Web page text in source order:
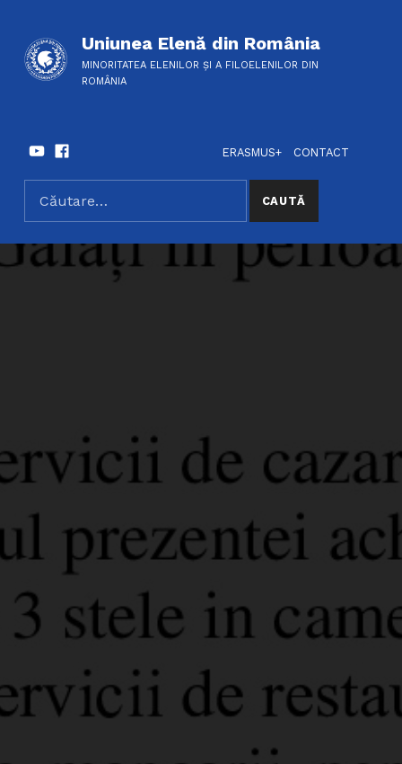
Uniunea Elenă din România
MINORITATEA ELENILOR ȘI A FILOELENILOR DIN
ROMÂNIA
SOCIAL LINKS
YoutubeFacebook
ERASMUS+
CONTACT
SEARCH THE SITE
Caută după: